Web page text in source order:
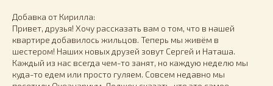
Добавка от Кирилла:
Привет, друзья! Хочу рассказать вам о том, что в нашей
квартире добавилось жильцов. Теперь мы живём в
шестером! Наших новых друзей зовут Сергей и Наташа.
Каждый из нас всегда чем-то занят, но каждую неделю мы
куда-то едем или просто гуляем. Совсем недавно мы